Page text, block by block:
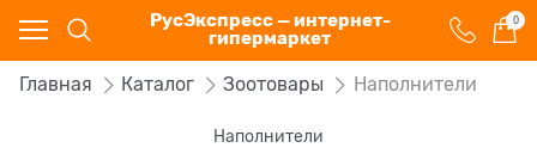
РусЭкспресс — интернет-
гипермаркет
0
Главная Каталог Зоотовары Наполнители
Наполнители